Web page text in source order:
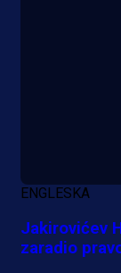
ENGLESKA
Jakirovićev
zaradio